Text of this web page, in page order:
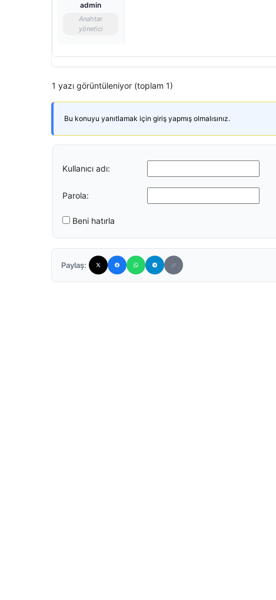
admin
Anahtar
yönetici
1 yazı görüntüleniyor (toplam 1)
Bu konuyu yanıtlamak için giriş yapmış olmalısınız.
Kullanıcı adı:
Parola:
Beni hatırla
Paylaş: